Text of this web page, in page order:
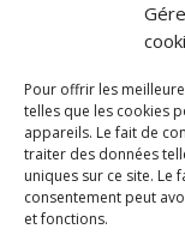
Pour offrir les
telles que les cookies
appareils. Le fait de
traiter des données
uniques sur ce site. Le
consentement peut
et fonctions.